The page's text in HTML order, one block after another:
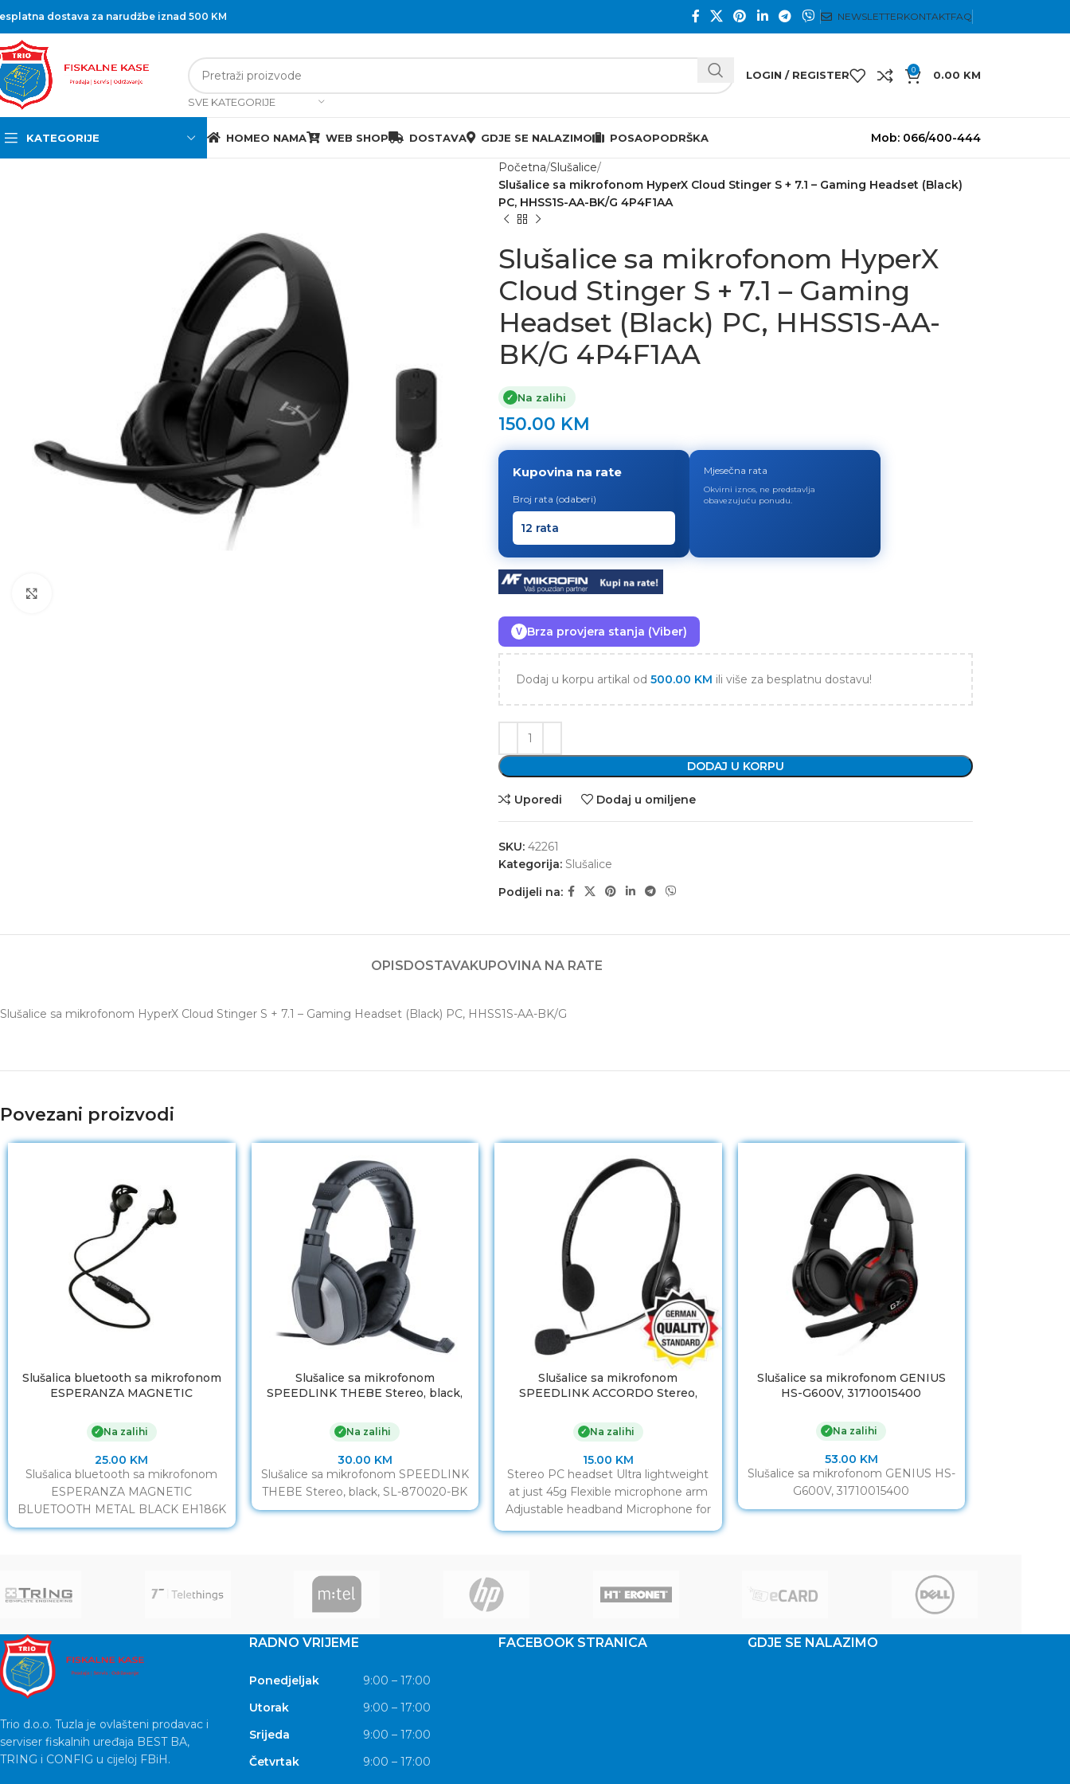
dostava za narudžbe iznad 500 KM NEWSLETTERKONTAKTFAQ
SVE KATEGORIJE
LOGIN / REGISTER 0 0.00 KM
KATEGORIJE HOMEO NAMA WEB SHOP DOSTAVA GDJE SE NALAZIMO POSAOPODRŠKA Mob: 066/400-444
Početna Slušalice
Slušalice sa mikrofonom HyperX Cloud Stinger S + 7.1 – Gaming Headset (Black)
PC, HHSS1S-AA-BK/G 4P4F1AA
Slušalice sa mikrofonom HyperX
Cloud Stinger S + 7.1 – Gaming
Headset (Black) PC, HHSS1S-AA-
BK/G 4P4F1AA
✓ Na zalihi
150.00 KM
Kupovina na rate
Broj rata (odaberi)
Mjesečna rata
Okvirni iznos, ne predstavlja
obavezujuću ponudu.
V Brza provjera stanja (Viber)
Dodaj u korpu artikal od 500.00 KM ili više za besplatnu dostavu!
DODAJ U KORPU
Uporedi Dodaj u omiljene
SKU: 42261
Kategorija: Slušalice
Podijeli na:
OPISDOSTAVAKUPOVINA NA RATE
Slušalice sa mikrofonom HyperX Cloud Stinger S + 7.1 – Gaming Headset (Black) PC, HHSS1S-AA-BK/G
Povezani proizvodi
Slušalica bluetooth sa mikrofonom
ESPERANZA MAGNETIC
EH186K
✓ Na zalihi
25.00 KM
Slušalica bluetooth sa mikrofonom
ESPERANZA MAGNETIC
BLUETOOTH METAL BLACK EH186K
Slušalice sa mikrofonom
SPEEDLINK THEBE Stereo, black,
✓ Na zalihi
30.00 KM
Slušalice sa mikrofonom SPEEDLINK
THEBE Stereo, black, SL-870020-BK
Slušalice sa mikrofonom
SPEEDLINK ACCORDO Stereo,
✓ Na zalihi
15.00 KM
Stereo PC headset Ultra lightweight
at just 45g Flexible microphone arm
Adjustable headband Microphone for
Slušalice sa mikrofonom GENIUS
HS-G600V, 31710015400
✓ Na zalihi
53.00 KM
Slušalice sa mikrofonom GENIUS HS-
G600V, 31710015400
Trio d.o.o. Tuzla je ovlašteni prodavac i
serviser fiskalnih uređaja BEST BA,
TRING i CONFIG u cijeloj FBiH.
RADNO VRIJEME
Ponedjeljak
9:00 – 17:00
Utorak
9:00 – 17:00
Srijeda
9:00 – 17:00
Četvrtak
9:00 – 17:00
FACEBOOK STRANICA GDJE SE NALAZIMO